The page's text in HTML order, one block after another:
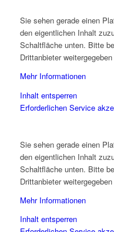
Sie sehen gerade einen
den eigentlichen Inhalt
Schaltfläche unten. Bitte
Drittanbieter
Mehr Informationen
Inhalt entsperren
Erforderlichen Service
Sie sehen gerade einen
den eigentlichen Inhalt
Schaltfläche unten. Bitte
Drittanbieter
Mehr Informationen
Inhalt entsperren